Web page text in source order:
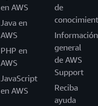
en AWS
Java en
AWS
PHP en
AWS
JavaScript
en AWS
de
Información
general
de AWS
Support
Reciba
ayuda